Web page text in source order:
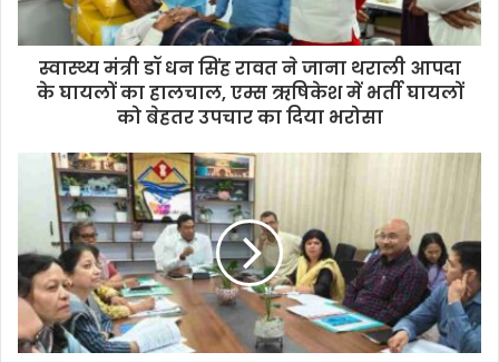
स्वास्थ्य मंत्री डॉ धन सिंह रावत ने जाना थराली आपदा
के घायलों का हालचाल, एम्स ऋषिकेश में भर्ती घायलों
को बेहतर उपचार का दिया भरोसा